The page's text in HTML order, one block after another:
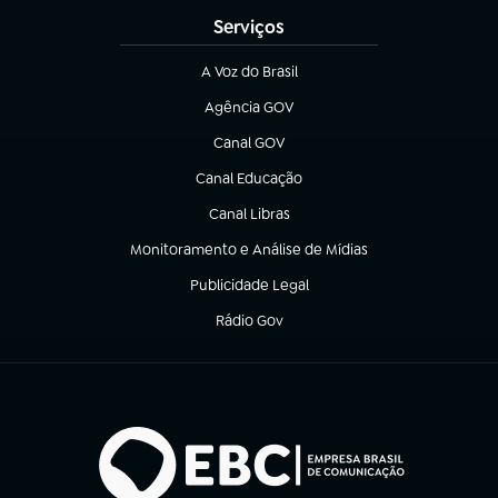
Serviços
A Voz do Brasil
(abre em nova aba)
Agência GOV
(abre em nova aba)
Canal GOV
(abre em nova aba)
Canal Educação
(abre em nova aba)
Canal Libras
(abre em nova aba)
Monitoramento e Análise de Mídias
(abre em nova aba)
Publicidade Legal
(abre em nova aba)
Rádio Gov
(abre em nova aba)